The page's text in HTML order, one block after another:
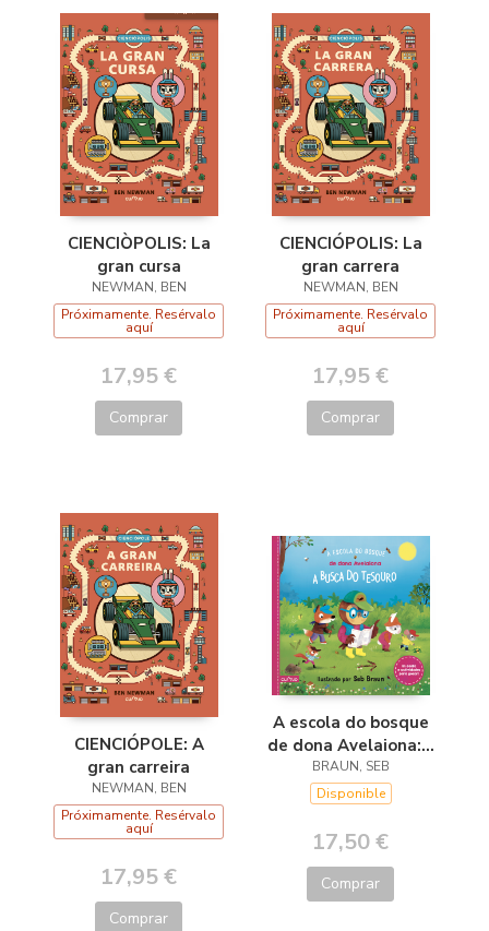
CIENCIÒPOLIS: La
gran cursa
NEWMAN, BEN
Próximamente. Resérvalo
aquí
17,95 €
Comprar
CIENCIÓPOLIS: La
gran carrera
NEWMAN, BEN
Próximamente. Resérvalo
aquí
17,95 €
Comprar
CIENCIÓPOLE: A
gran carreira
NEWMAN, BEN
Próximamente. Resérvalo
aquí
17,95 €
Comprar
A escola do bosque
de dona Avelaiona:A
busca do tesouro
BRAUN, SEB
Disponible
17,50 €
Comprar